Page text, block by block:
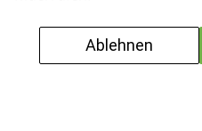
Inhalt finden Sie unter
https://privacy.google.com/